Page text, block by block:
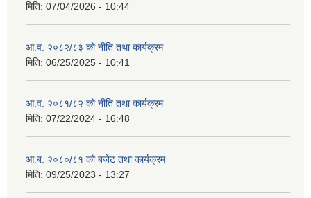
मिति: 07/04/2026 - 10:44
आ.व. २०८२/८३ को नीति तथा कार्यक्रम
मिति: 06/25/2025 - 10:41
आ.व. २०८१/८२ को नीति तथा कार्यक्रम
मिति: 07/22/2024 - 16:48
आ.ब. २०८०/८१ को बजेट तथा कार्यक्रम
मिति: 09/25/2023 - 13:27